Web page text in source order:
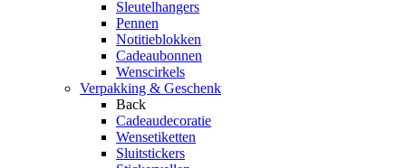
Sleutelhangers
Pennen
Notitieblokken
Cadeaubonnen
Wenscirkels
Verpakking & Geschenk
Back
Cadeaudecoratie
Wensetiketten
Sluitstickers